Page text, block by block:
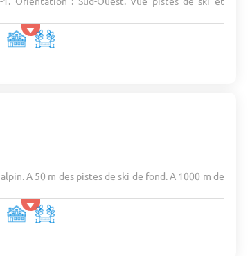
A 50 m des pistes de ski de fond. A 1000 m de